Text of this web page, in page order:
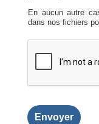
En aucun autre
dans nos fichiers
Envoyer